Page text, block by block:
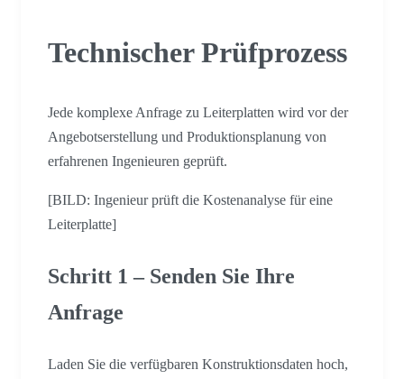
Technischer Prüfprozess
Jede komplexe Anfrage zu Leiterplatten wird vor der
Angebotserstellung und Produktionsplanung von
erfahrenen Ingenieuren geprüft.
[BILD: Ingenieur prüft die Kostenanalyse für eine
Leiterplatte]
Schritt 1 – Senden Sie Ihre
Anfrage
Laden Sie die verfügbaren Konstruktionsdaten hoch,